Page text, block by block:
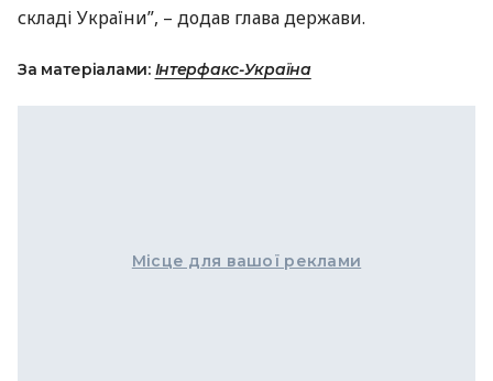
складі України”, – додав глава держави.
За матеріалами: Інтерфакс-Україна
Місце для вашої реклами